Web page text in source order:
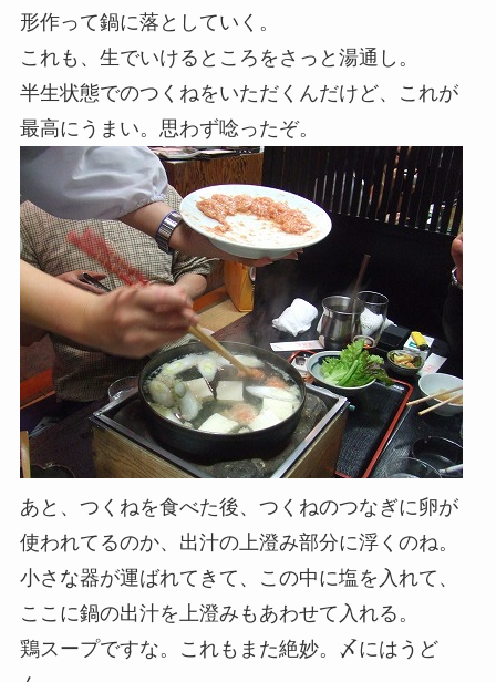
形作って鍋に落としていく。
これも、生でいけるところをさっと湯通し。
半生状態でのつくねをいただくんだけど、これが
最高にうまい。思わず唸ったぞ。
あと、つくねを食べた後、つくねのつなぎに卵が
使われてるのか、出汁の上澄み部分に浮くのね。
小さな器が運ばれてきて、この中に塩を入れて、
ここに鍋の出汁を上澄みもあわせて入れる。
鶏スープですな。これもまた絶妙。〆にはうど